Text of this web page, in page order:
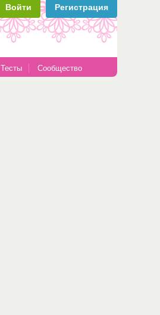
Войти Регистрация
Тесты Сообщество